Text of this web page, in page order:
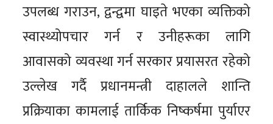
उपलब्ध गराउन, द्वन्द्वमा घाइते भएका व्यक्तिको
स्वास्थ्योपचार गर्न र उनीहरूका लागि
आवासको व्यवस्था गर्न सरकार प्रयासरत रहेको
उल्लेख गर्दै प्रधानमन्त्री दाहालले शान्ति
प्रक्रियाका कामलाई तार्किक निष्कर्षमा पुर्याएर